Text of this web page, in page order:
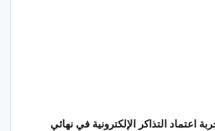
اعتماد التذاكر الإلكترونية في نهائي